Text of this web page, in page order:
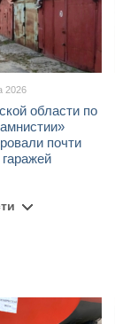
2026
области по
почти